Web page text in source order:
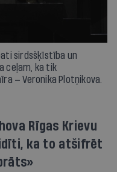
sirdsšķīstība un
ceļam, ka tik
— Veronika Plotņikova.
Rīgas Krievu
ka to atšifrēt